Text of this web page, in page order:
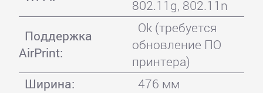
802.11g, 802.11n
Поддержка
AirPrint:
Ok (требуется
обновление ПО
принтера)
Ширина:
476 мм